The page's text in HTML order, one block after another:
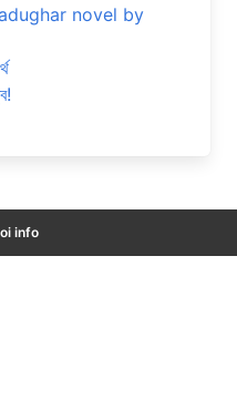
| jadughar novel by
info